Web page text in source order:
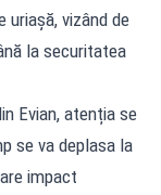
uriașă, vizând de
la securitatea
Evian, atenția se
se va deplasa la
impact